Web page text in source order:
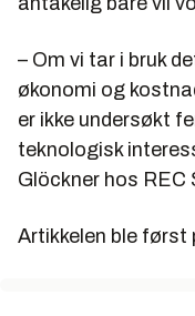
– Om vi tar i bruk
økonomi og
er ikke undersøkt
teknologisk
Glöckner hos REC
Artikkelen ble først